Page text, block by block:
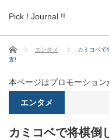
Pick ! Journal !!
ホーム エンタメ
カミコベで
査!
本ページはプロモーショ
エンタメ
カミコベで将棋倒